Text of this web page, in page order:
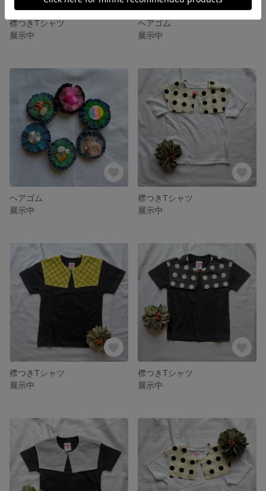
襟つきTシャツ
展示中
ヘアゴム
展示中
ヘアゴム
展示中
襟つきTシャツ
展示中
襟つきTシャツ
展示中
襟つきTシャツ
展示中